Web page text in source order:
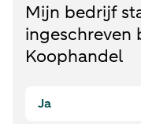
Mijn bedrijf
ingeschreven
Koophandel
Ja